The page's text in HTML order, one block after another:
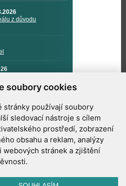
soubory cookies
stránky používají soubory
sledovací nástroje s cílem
prostředí, zobrazení
obsahu a reklam, analýzy
webových stránek a zjištění
z důvodu
KOSMICKÉ
organizace, Vsetínská 78, 757